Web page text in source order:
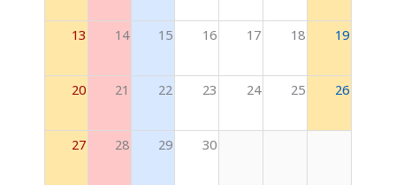
13 14 15 16 17 18 19
20 21 22 23 24 25 26
27 28 29 30